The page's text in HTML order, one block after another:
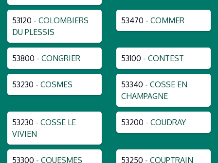
53120 - COLOMBIERS
DU PLESSIS
53470 - COMMER
53800 - CONGRIER 53100 - CONTEST
53230 - COSMES 53340 - COSSE EN
CHAMPAGNE
53230 - COSSE LE
VIVIEN
53200 - COUDRAY
53300 - COUESMES
53250 - COUPTRAIN